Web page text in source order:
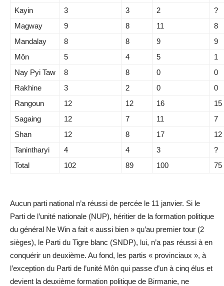
Kayin
3 3 2
?
Magway
9 8 11
8
Mandalay
8 8 9
9
Môn
5 4 5
1
Nay Pyi Taw
8 8 0
0
Rakhine
3 2 0
0
Rangoun
12 12 16
15
Sagaing
12 7 11
7
Shan
12 8 17
12
Tanintharyi
4 4 3
?
Total
102 89 100 75
Aucun parti national n’a réussi de percée le 11 janvier. Si le
Parti de l’unité nationale (NUP), héritier de la formation politique
du général Ne Win a fait « aussi bien » qu’au premier tour (2
sièges), le Parti du Tigre blanc (SNDP), lui, n’a pas réussi à en
conquérir un deuxième. Au fond, les partis « provinciaux », à
l’exception du Parti de l’unité Môn qui passe d’un à cinq élus et
devient la deuxième formation politique de Birmanie, ne